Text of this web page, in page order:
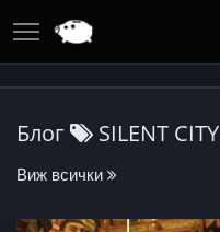
Блог SILENT CITY
Виж всички